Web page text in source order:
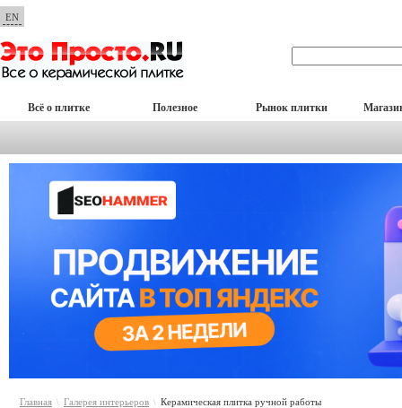
EN
Всё о плитке Полезное Рынок плитки
Главная \ Галерея интерьеров \ Керамическая плитка ручной работы